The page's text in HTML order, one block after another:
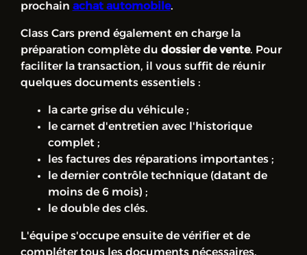
prochain achat automobile.
Class Cars prend également en charge la
préparation complète du dossier de vente. Pour
faciliter la transaction, il vous suffit de réunir
quelques documents essentiels :
la carte grise du véhicule ;
le carnet d'entretien avec l'historique
complet ;
les factures des réparations importantes ;
le dernier contrôle technique (datant de
moins de 6 mois) ;
le double des clés.
L'équipe s'occupe ensuite de vérifier et de
compléter tous les documents nécessaires.